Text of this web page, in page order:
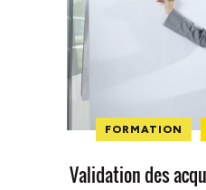
FORMATION
Validation des